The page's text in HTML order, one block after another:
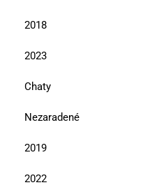
2018
2023
Chaty
Nezaradené
2019
2022